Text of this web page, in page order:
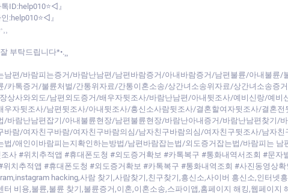
톡ID:help010⭐◁』
인:help010⭐◁』
부탁드립니다*•.¸¸
남편/바람피는증거/바람난남편/남편바람증거/아내바람증거/남편불륜/아내불
/카톡증거/불륜처벌/간통위자료/간통이혼소송/상간녀소송위자료/상간녀소송
상사와외도/남편외도증거/배우자뒷조사/바람난남편/아내뒷조사/예비신랑/예
우자뒷조사/남편뒷조사/아내뒷조사/흥신소사람뒷조사/결혼할여자뒷조사/결혼
/바람난남편잡기/아내불륜현장/남편불륜현장/바람난아내증거/바람난남편찾기
바람/여자친구바람/여자친구바람의심/남자친구바람의심/여자친구뒷조사/남자
법/애인이바람피는지확인하는방법/남편바람잡는법/외도증거잡는법/바람피는
사 #위치추적앱 #휴대폰도청 #외도증거확보 #카톡복구 #통화내역서조회 #문
위치추적앱 #휴대폰도청 #외도증거확보 #카톡복구 #통화내역조회 #사진동영상
hacking,사람 찾기,사람찾기,친구찾기,흥신소,사이버 흥신소,인터
터 비용,불륜,불륜 찾기,불륜증거,이혼,이혼소송,스파이앱,홈페이지 해킹,웹페이